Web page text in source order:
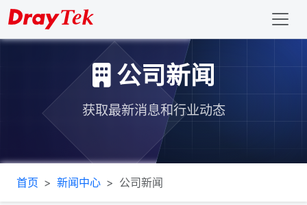
公司新闻
获取最新消息和行业动态
首页 新闻中心 公司新闻